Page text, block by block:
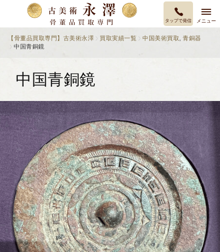
タップで発信 メニュー
【骨董品買取専門】古美術永澤 買取実績一覧 中国美術買取, 青銅器
中国青銅鏡
中国青銅鏡